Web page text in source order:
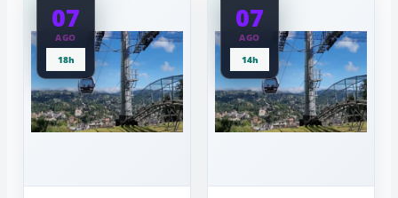
07
AGO
18h
07
AGO
14h